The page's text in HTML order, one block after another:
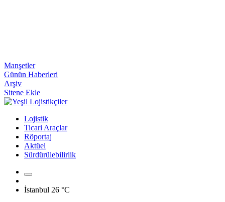
Manşetler
Günün Haberleri
Arşiv
Sitene Ekle
Lojistik
Ticari Araçlar
Röportaj
Aktüel
Sürdürülebilirlik
İstanbul 26 °C